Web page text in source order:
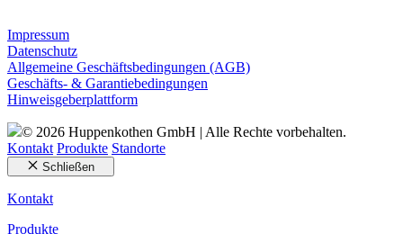
Impressum
Datenschutz
Allgemeine Geschäftsbedingungen (AGB)
Geschäfts- & Garantiebedingungen
Hinweisgeberplattform
© 2026 Huppenkothen GmbH | Alle Rechte vorbehalten.
Kontakt Produkte Standorte
Schließen
Kontakt
Produkte